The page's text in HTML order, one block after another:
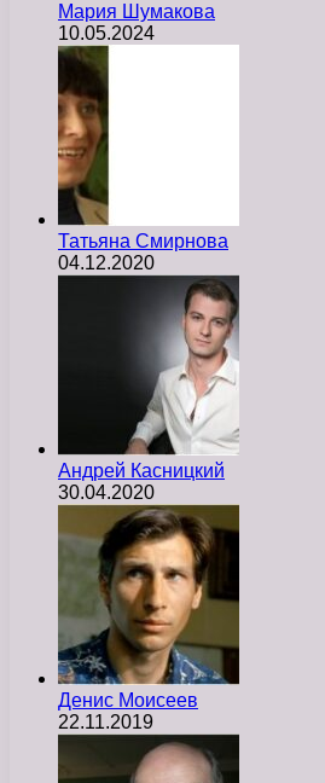
Мария Шумакова
10.05.2024
Татьяна Смирнова
04.12.2020
Андрей Касницкий
30.04.2020
Денис Моисеев
22.11.2019